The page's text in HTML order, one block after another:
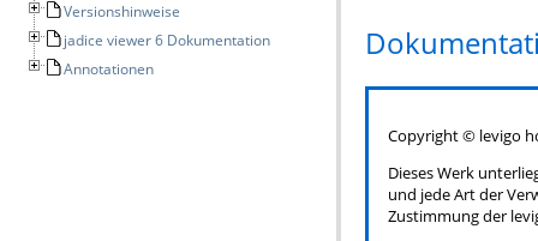
Copyright © levigo
Dieses Werk
und jede Art der
Zustimmung der
Versionshinweise
jadice viewer 6 Dokumentation
Annotationen